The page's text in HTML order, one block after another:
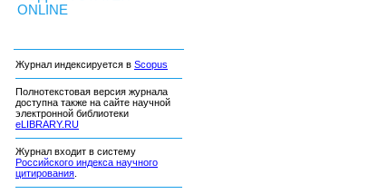
ONLINE
Журнал индексируется в Scopus
Полнотекстовая версия журнала
доступна также на сайте научной
электронной библиотеки
eLIBRARY.RU
Журнал входит в систему
Российского индекса научного
цитирования